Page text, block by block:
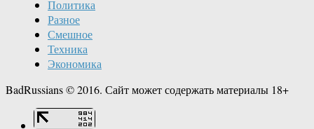
Политика
Разное
Смешное
Техника
Экономика
BadRussians © 2016. Сайт может содержать материалы 18+